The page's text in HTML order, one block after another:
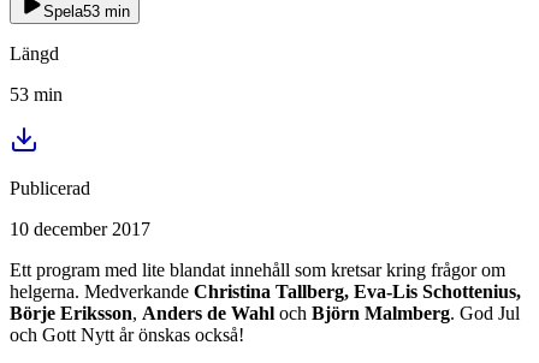
Spela53 min
Längd
53 min
Publicerad
10 december 2017
Ett program med lite blandat innehåll som kretsar kring frågor om
helgerna. Medverkande Christina Tallberg, Eva-Lis Schottenius,
Börje Eriksson, Anders de Wahl och Björn Malmberg. God Jul
och Gott Nytt år önskas också!